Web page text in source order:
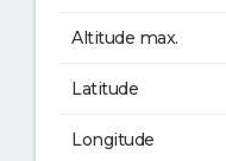
Altitude max.
Latitude
Longitude